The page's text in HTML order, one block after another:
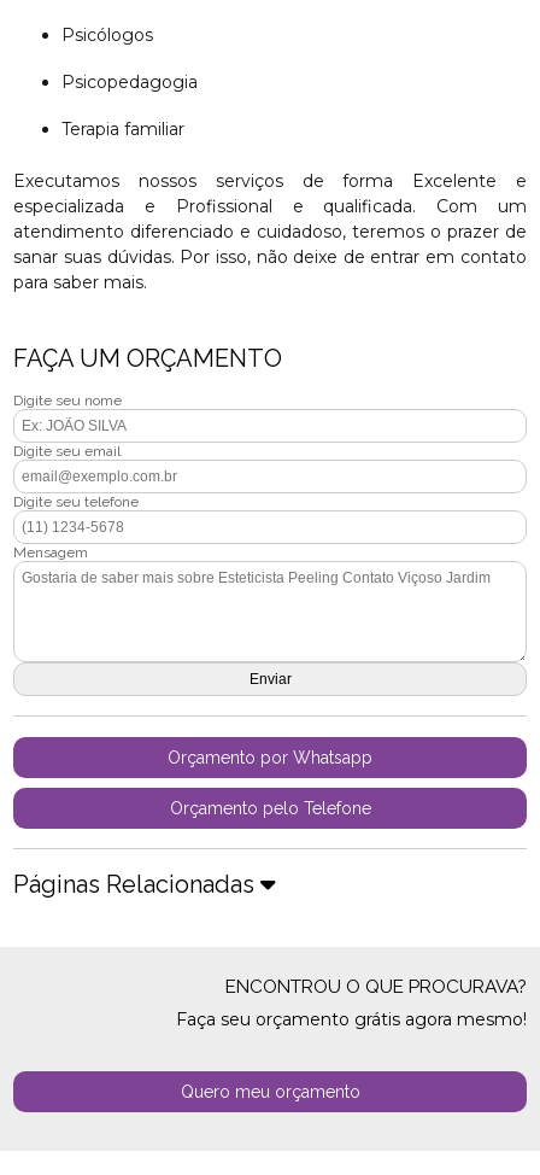
Psicólogos
Psicopedagogia
Terapia familiar
Executamos nossos serviços de forma Excelente e
especializada e Profissional e qualificada. Com um
atendimento diferenciado e cuidadoso, teremos o prazer de
sanar suas dúvidas. Por isso, não deixe de entrar em contato
para saber mais.
FAÇA UM ORÇAMENTO
Digite seu nome
Digite seu email
Digite seu telefone
Mensagem
Orçamento por Whatsapp
Orçamento pelo Telefone
Páginas Relacionadas
ENCONTROU O QUE PROCURAVA?
Faça seu orçamento grátis agora mesmo!
Quero meu orçamento